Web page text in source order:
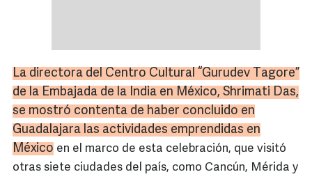
La directora del Centro Cultural “ Gurudev Tagore”
de la Embajada de la India en México, Shrimati Das,
se mostró contenta de haber concluido en
Guadalajara las actividades emprendidas en
México en el marco de esta celebración, que visitó
otras siete ciudades del país, como Cancún, Mérida y